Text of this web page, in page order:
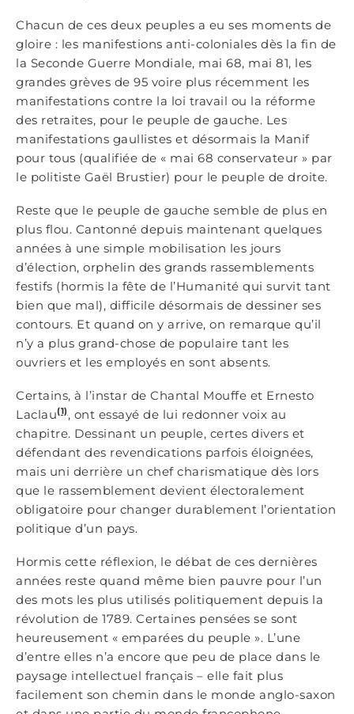
Chacun de ces deux peuples a eu ses moments de
gloire : les manifestions anti-coloniales dès la fin de
la Seconde Guerre Mondiale, mai 68, mai 81, les
grandes grèves de 95 voire plus récemment les
manifestations contre la loi travail ou la réforme
des retraites, pour le peuple de gauche. Les
manifestations gaullistes et désormais la Manif
pour tous (qualifiée de « mai 68 conservateur » par
le politiste Gaël Brustier) pour le peuple de droite.
Reste que le peuple de gauche semble de plus en
plus flou. Cantonné depuis maintenant quelques
années à une simple mobilisation les jours
d’élection, orphelin des grands rassemblements
festifs (hormis la fête de l’Humanité qui survit tant
bien que mal), difficile désormais de dessiner ses
contours. Et quand on y arrive, on remarque qu’il
n’y a plus grand-chose de populaire tant les
ouvriers et les employés en sont absents.
Certains, à l’instar de Chantal Mouffe et Ernesto
Laclau(1), ont essayé de lui redonner voix au
chapitre. Dessinant un peuple, certes divers et
défendant des revendications parfois éloignées,
mais uni derrière un chef charismatique dès lors
que le rassemblement devient électoralement
obligatoire pour changer durablement l’orientation
politique d’un pays.
Hormis cette réflexion, le débat de ces dernières
années reste quand même bien pauvre pour l’un
des mots les plus utilisés politiquement depuis la
révolution de 1789. Certaines pensées se sont
heureusement « emparées du peuple ». L’une
d’entre elles n’a encore que peu de place dans le
paysage intellectuel français – elle fait plus
facilement son chemin dans le monde anglo-saxon